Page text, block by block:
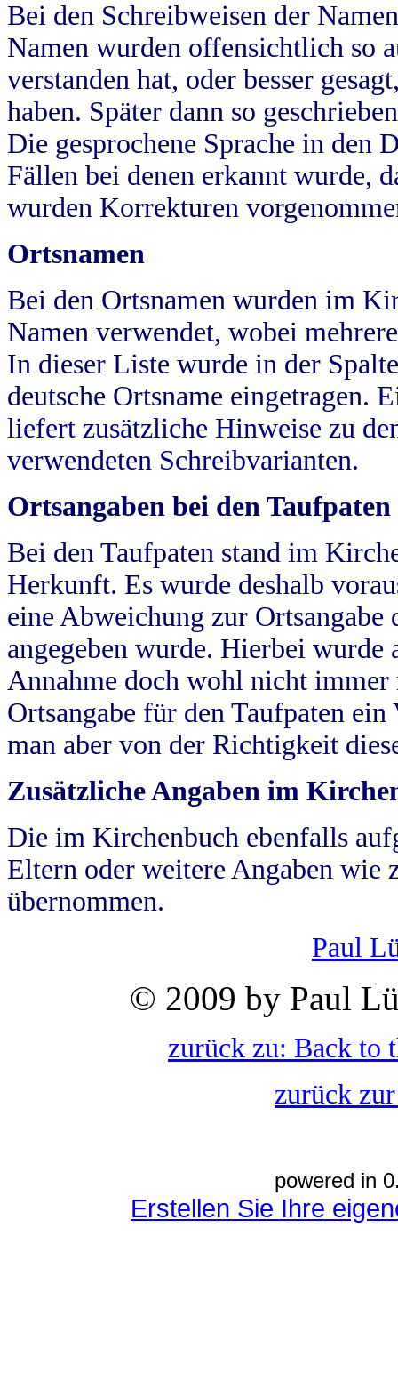
Bei den Schreibweisen der
Namen wurden offensichtlich so
verstanden hat, oder besser
haben. Später dann so
Die gesprochene Sprache in
Fällen bei denen erkannt wurde,
wurden Korrekturen
Ortsnamen
Bei den Ortsnamen wurden im
Namen verwendet, wobei
In dieser Liste wurde in der
deutsche Ortsname eingetragen.
liefert zusätzliche Hinweise zu
verwendeten Schreibvarianten.
Ortsangaben bei den Taufpaten
Bei den Taufpaten stand im
Herkunft. Es wurde deshalb
eine Abweichung zur
angegeben wurde. Hierbei wurde
Annahme doch wohl nicht
Ortsangabe für den Taufpaten
man aber von der Richtigkeit
Zusätzliche Angaben im
Die im Kirchenbuch ebenfalls
Eltern oder weitere Angaben wie
übernommen.
Paul
© 2009 by Paul
zurück zu: Back to
zurück
powered in
Erstellen Sie Ihre